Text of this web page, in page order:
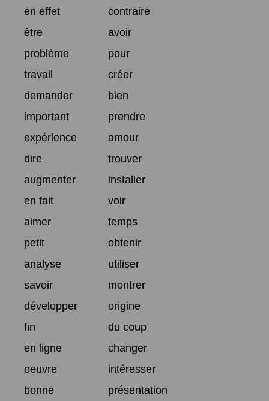
en effet
contraire
être
avoir
problème
pour
travail
créer
demander
bien
important
prendre
expérience
amour
dire
trouver
augmenter
installer
en fait
voir
aimer
temps
petit
obtenir
analyse
utiliser
savoir
montrer
développer
origine
fin
du coup
en ligne
changer
oeuvre
intéresser
bonne
présentation